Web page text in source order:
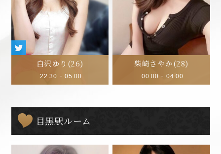
白沢ゆり (26)
22:30 -05:00
柴崎さやか(28)
00:00 - 04:00
目黒駅ルーム